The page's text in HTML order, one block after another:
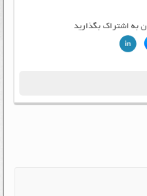
به اشتراک بگذارید